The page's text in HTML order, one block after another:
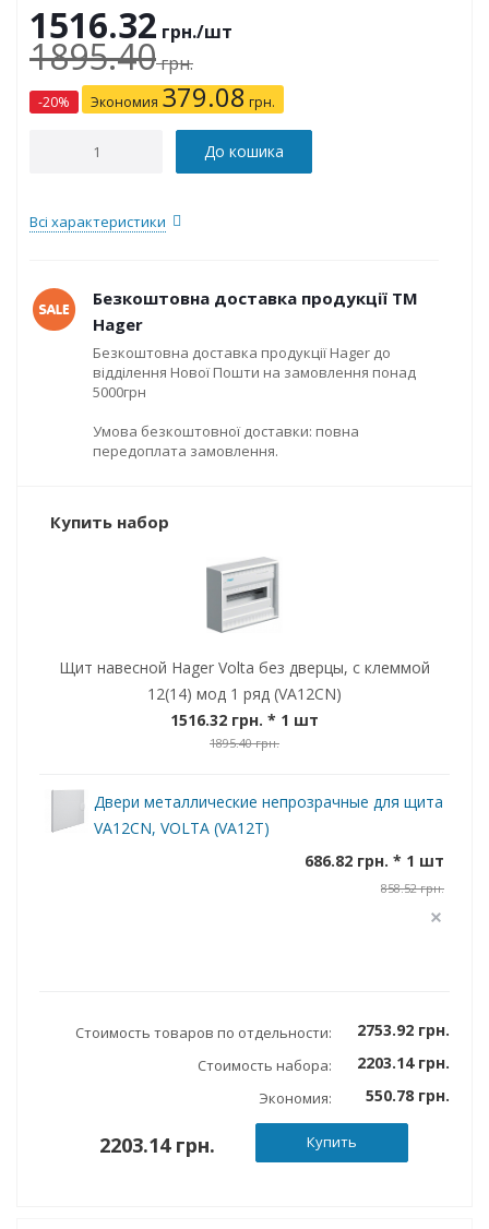
1516.32 грн./шт
1895.40грн.
-20% Экономия 379.08 грн.
До кошика
Всі характеристики
Безкоштовна доставка продукції ТМ
Hager
Безкоштовна доставка продукції Hager до
відділення Нової Пошти на замовлення понад
5000грн
Умова безкоштовної доставки: повна
передоплата замовлення.
Купить набор
Щит навесной Hager Volta без дверцы, с клеммой
12(14) мод 1 ряд (VA12CN)
1516.32 грн. * 1 шт
1895.40 грн.
Двери металлические непрозрачные для щита
VA12CN, VOLTA (VA12T)
686.82 грн. * 1 шт
858.52 грн.
Стоимость товаров по отдельности: 2753.92 грн.
Стоимость набора: 2203.14 грн.
Экономия: 550.78 грн.
2203.14 грн. Купить